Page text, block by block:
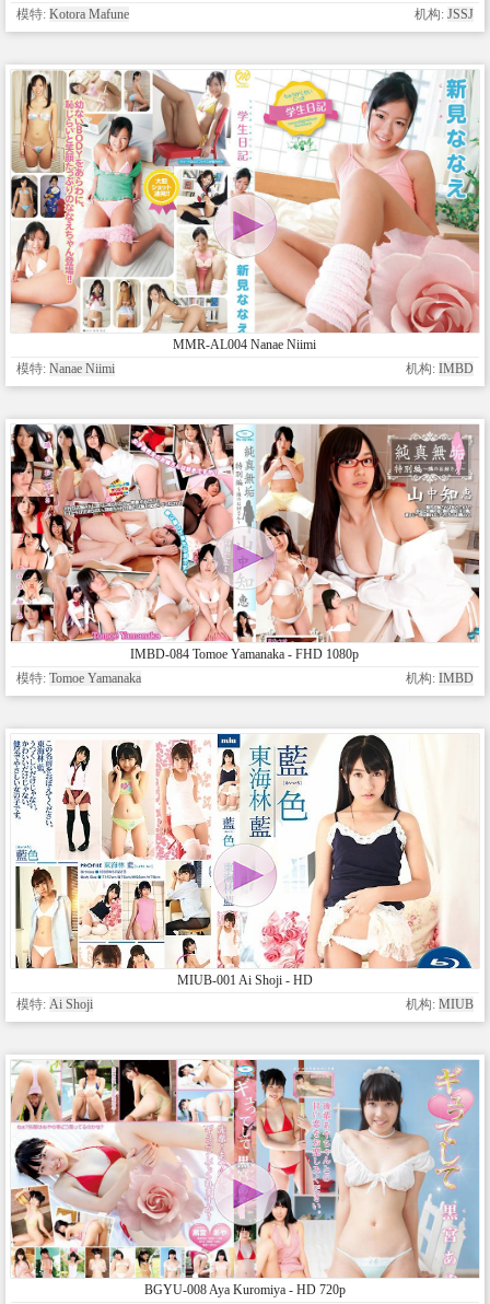
模特: Kotora Mafune 机构: JSSJ
MMR-AL004 Nanae Niimi
模特: Nanae Niimi 机构: IMBD
IMBD-084 Tomoe Yamanaka - FHD 1080p
模特: Tomoe Yamanaka 机构: IMBD
MIUB-001 Ai Shoji - HD
模特: Ai Shoji 机构: MIUB
BGYU-008 Aya Kuromiya - HD 720p